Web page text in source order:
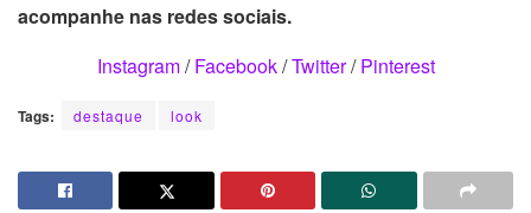
acompanhe nas redes sociais.
Instagram/Facebook/Twitter/Pinterest
Tags: destaque look